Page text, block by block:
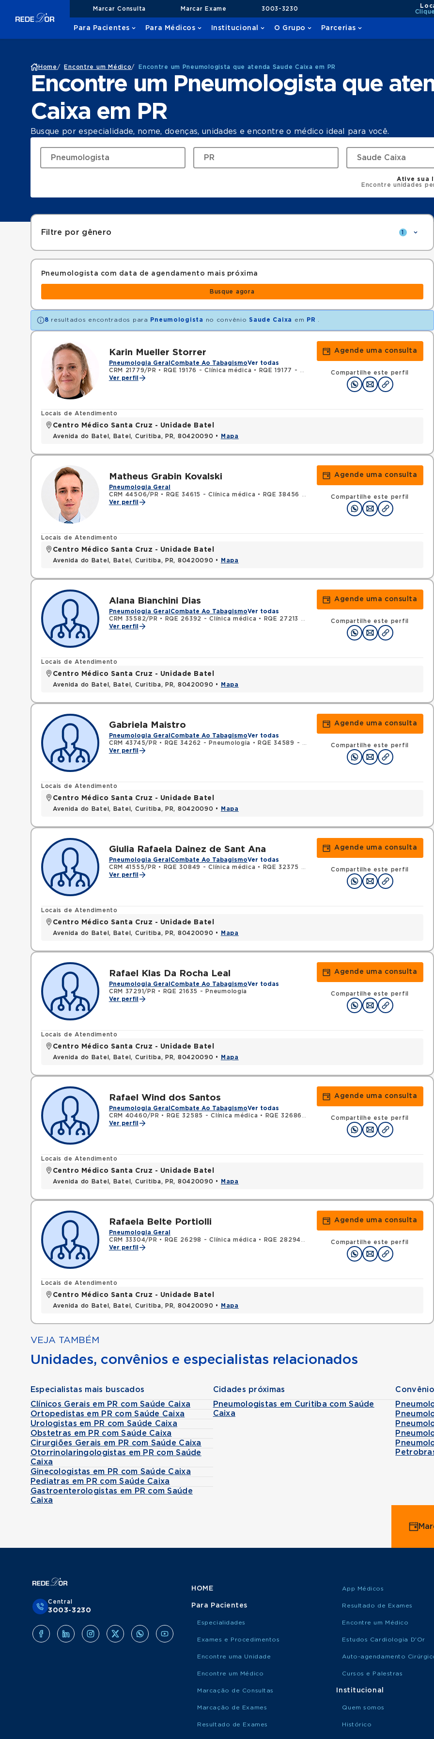
Marcar Consulta Marcar Exame 3003-3230
Para Pacientes Para Médicos Institucional O Grupo Parcerias
Home / Encontre um Médico/ Encontre um Pneumologista que atenda Saude Caixa em PR
Encontre um Pneumologista que
Caixa em PR
Busque por especialidade, nome, doenças, unidades e encontre o médico ideal para você.
Ative sua
Encontre unidades
Filtre por gênero 1
Pneumologista com data de agendamento mais próxima
Busque agora
8 resultados encontrados para Pneumologista no convênio Saude Caixa em PR
Karin Mueller Storrer
Pneumologia Geral Combate Ao TabagismoVer todas
CRM 21779/PR • RQE 19176 - Clínica médica •
RQE 19177 - Pneumologia
Ver perfil
Agende uma consulta
Compartilhe este perfil
Locais de Atendimento
Centro Médico Santa Cruz - Unidade Batel
Avenida do Batel, Batel, Curitiba, PR, 80420090 • Mapa
Matheus Grabin Kovalski
Pneumologia Geral
CRM 44506/PR • RQE 34615 - Clínica médica •
RQE 38456 - Pneumologia
Ver perfil
Agende uma consulta
Compartilhe este perfil
Locais de Atendimento
Centro Médico Santa Cruz - Unidade Batel
Avenida do Batel, Batel, Curitiba, PR, 80420090 • Mapa
Alana Bianchini Dias
Pneumologia Geral Combate Ao TabagismoVer todas
CRM 35582/PR • RQE 26392 - Clínica médica •
RQE 27213 - Pneumologia
Ver perfil
Agende uma consulta
Compartilhe este perfil
Locais de Atendimento
Centro Médico Santa Cruz - Unidade Batel
Avenida do Batel, Batel, Curitiba, PR, 80420090 • Mapa
Gabriela Maistro
Pneumologia Geral Combate Ao TabagismoVer todas
CRM 43745/PR • RQE 34262 - Pneumologia •
RQE 34589 - Clínica médica
Ver perfil
Agende uma consulta
Compartilhe este perfil
Locais de Atendimento
Centro Médico Santa Cruz - Unidade Batel
Avenida do Batel, Batel, Curitiba, PR, 80420090 • Mapa
Giulia Rafaela Dainez de Sant Ana
Pneumologia Geral Combate Ao TabagismoVer todas
CRM 41555/PR • RQE 30849 - Clínica médica •
RQE 32375 - Pneumologia
Ver perfil
Agende uma consulta
Compartilhe este perfil
Locais de Atendimento
Centro Médico Santa Cruz - Unidade Batel
Avenida do Batel, Batel, Curitiba, PR, 80420090 • Mapa
Rafael Klas Da Rocha Leal
Pneumologia Geral Combate Ao TabagismoVer todas
CRM 37291/PR •
RQE 21635 - Pneumologia
Ver perfil
Agende uma consulta
Compartilhe este perfil
Locais de Atendimento
Centro Médico Santa Cruz - Unidade Batel
Avenida do Batel, Batel, Curitiba, PR, 80420090 • Mapa
Rafael Wind dos Santos
Pneumologia Geral Combate Ao TabagismoVer todas
CRM 40460/PR • RQE 32585 - Clínica médica •
RQE 32686 - Pneumologia
Ver perfil
Agende uma consulta
Compartilhe este perfil
Locais de Atendimento
Centro Médico Santa Cruz - Unidade Batel
Avenida do Batel, Batel, Curitiba, PR, 80420090 • Mapa
Rafaela Belte Portiolli
Pneumologia Geral
CRM 33304/PR • RQE 26298 - Clínica médica •
RQE 28294 - Pneumologia
Ver perfil
Agende uma consulta
Compartilhe este perfil
Locais de Atendimento
Centro Médico Santa Cruz - Unidade Batel
Avenida do Batel, Batel, Curitiba, PR, 80420090 • Mapa
VEJA TAMBÉM
Unidades, convênios e especialistas relacionados
Especialistas mais buscados
Clínicos Gerais em PR com Saúde Caixa
Ortopedistas em PR com Saúde Caixa
Urologistas em PR com Saúde Caixa
Obstetras em PR com Saúde Caixa
Cirurgiões Gerais em PR com Saúde Caixa
Otorrinolaringologistas em PR com Saúde
Caixa
Ginecologistas em PR com Saúde Caixa
Pediatras em PR com Saúde Caixa
Gastroenterologistas em PR com Saúde
Caixa
Cidades próximas
Pneumologistas em Curitiba com Saúde
Caixa
Central
3003-3230
HOME
Para Pacientes
Especialidades
Exames e Procedimentos
Encontre uma Unidade
Encontre um Médico
Marcação de Consultas
Marcação de Exames
Resultado de Exames
App Médicos
Resultado de Exames
Encontre um Médico
Estudos Cardiologia D'Or
Auto-agendamento
Cursos e Palestras
Institucional
Quem somos
Histórico